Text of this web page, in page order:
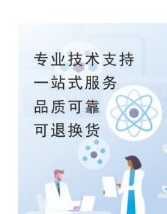
小动物麻醉机-简
阅读更多